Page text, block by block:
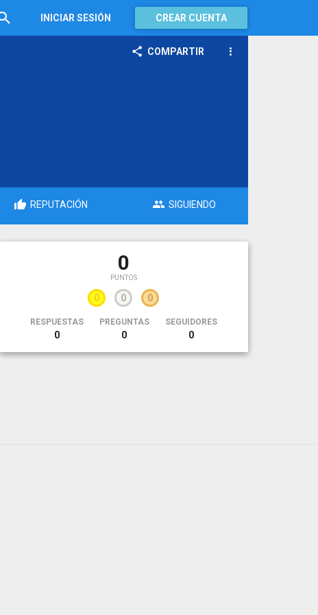
INICIAR SESIÓN CREAR CUENTA
COMPARTIR
REPUTACIÓN SIGUIENDO
0
PUNTOS
0 0 0
RESPUESTAS
0
PREGUNTAS
0
SEGUIDORES
0